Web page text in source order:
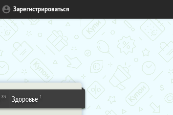
Зарегистрироваться
83 Здоровье 1